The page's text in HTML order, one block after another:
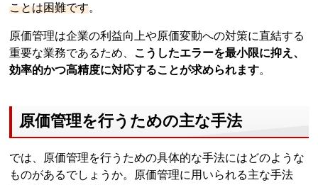
ことは困難です。
原価管理は企業の利益向上や原価変動への対策に直結する
重要な業務であるため、 こうしたエラーを最小限に抑え、
効率的かつ高精度に対応することが求められます。
原価管理を行うための主な手法
では、原価管理を行うための具体的な手法にはどのような
ものがあるでしょうか。原価管理に用いられる主な手法